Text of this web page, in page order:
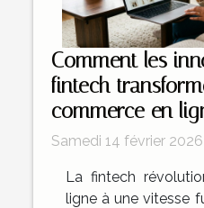
Comment les
fintech
commerce en
Samedi 14 février
La fintech
ligne à une vitesse